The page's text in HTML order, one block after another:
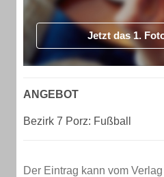
Jetzt das 1.
ANGEBOT
Bezirk 7 Porz: Fußball
Der Eintrag kann vom